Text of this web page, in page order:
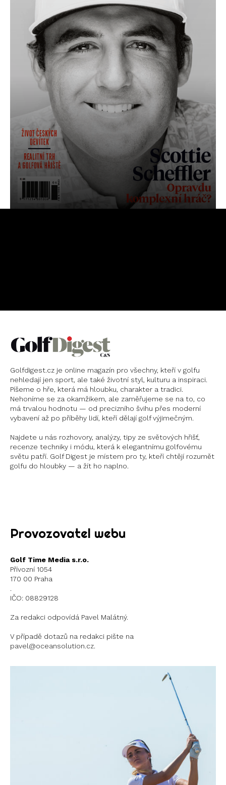
Golfdigest.cz je online magazín pro všechny, kteří v golfu
nehledají jen sport, ale také životní styl, kulturu a inspiraci.
Píšeme o hře, která má hloubku, charakter a tradici.
Nehoníme se za okamžikem, ale zaměřujeme se na to, co
má trvalou hodnotu — od precizního švihu přes moderní
vybavení až po příběhy lidí, kteří dělají golf výjimečným.
Najdete u nás rozhovory, analýzy, tipy ze světových hřišť,
recenze techniky i módu, která k elegantnímu golfovému
světu patří. Golf Digest je místem pro ty, kteří chtějí rozumět
golfu do hloubky — a žít ho naplno.
Provozovatel webu
Golf Time Media s.r.o.
Přívozní 1054
170 00 Praha
.
IČO: 08829128
Za redakci odpovídá Pavel Malátný.
V případě dotazů na redakci pište na
pavel@oceansolution.cz.